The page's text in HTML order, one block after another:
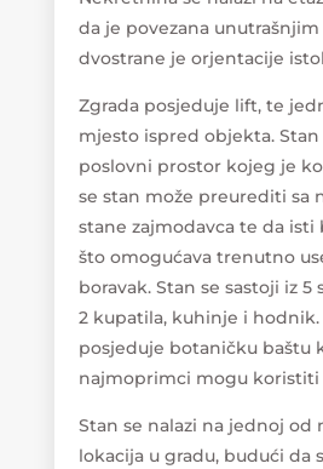
da je povezana
dvostrane je orjentacije
Zgrada posjeduje lift, te
mjesto ispred objekta. Stan
poslovni prostor kojeg je
se stan može preurediti sa
stane zajmodavca te da
što omogućava trenutno
boravak. Stan se sastoji iz 5
2 kupatila, kuhinje i
posjeduje botaničku baštu
najmoprimci mogu koristiti
Stan se nalazi na jednoj
lokacija u gradu, budući da